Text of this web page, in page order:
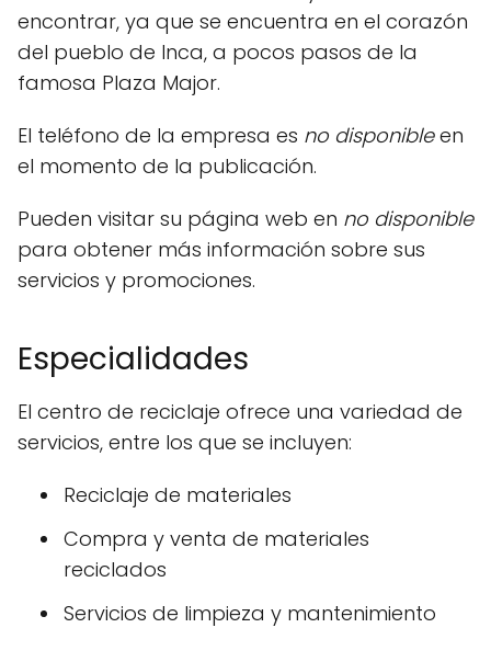
encontrar, ya que se encuentra en el corazón
del pueblo de Inca, a pocos pasos de la
famosa Plaza Major.
El teléfono de la empresa es no disponibleen
el momento de la publicación.
Pueden visitar su página web en no disponible
para obtener más información sobre sus
servicios y promociones.
Especialidades
El centro de reciclaje ofrece una variedad de
servicios, entre los que se incluyen:
Reciclaje de materiales
Compra y venta de materiales
reciclados
Servicios de limpieza y mantenimiento